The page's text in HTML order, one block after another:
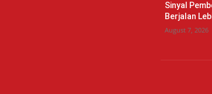
Sinyal
Berjalan
August 7, 2026